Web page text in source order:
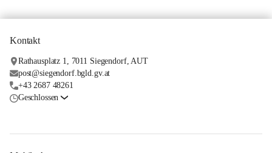
Kontakt
Rathausplatz 1, 7011 Siegendorf, AUT
post@siegendorf.bgld.gv.at
+43 2687 48261
Geschlossen